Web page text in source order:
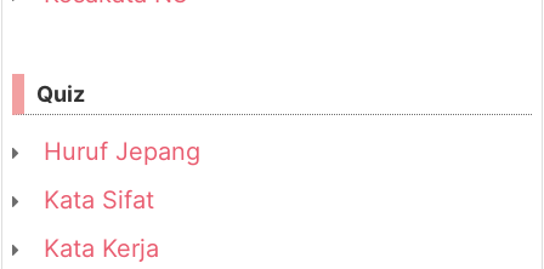
Quiz
Huruf Jepang
Kata Sifat
Kata Kerja